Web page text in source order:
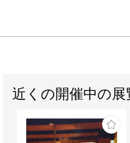
近くの開催中の展